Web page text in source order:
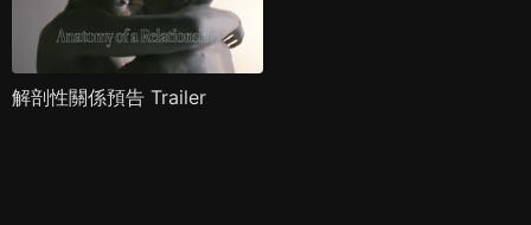
解剖性關係預告 Trailer